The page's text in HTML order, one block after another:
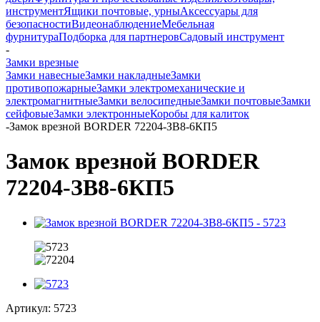
инструментЯщики почтовые, урныАксессуары для
безопасностиВидеонаблюдениеМебельная
фурнитураПодборка для партнеровСадовый инструмент
-
Замки врезные
Замки навесныеЗамки накладныеЗамки
противопожарныеЗамки электромеханические и
электромагнитныеЗамки велосипедныеЗамки почтовыеЗамки
сейфовыеЗамки электронныеКоробы для калиток
-Замок врезной BORDER 72204-ЗВ8-6КП5
Замок врезной BORDER
72204-ЗВ8-6КП5
Артикул: 5723